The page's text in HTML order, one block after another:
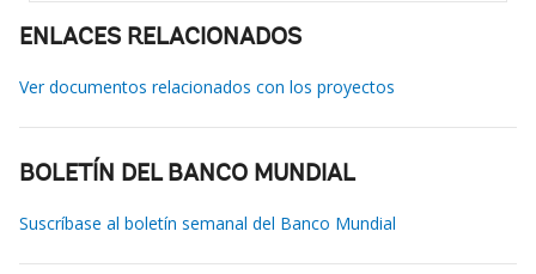
ENLACES RELACIONADOS
Ver documentos relacionados con los proyectos
BOLETÍN DEL BANCO MUNDIAL
Suscríbase al boletín semanal del Banco Mundial